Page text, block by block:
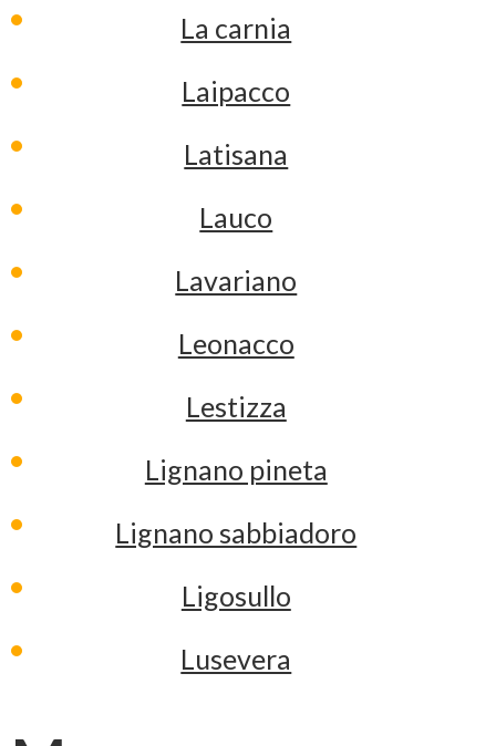
La carnia
Laipacco
Latisana
Lauco
Lavariano
Leonacco
Lestizza
Lignano pineta
Lignano sabbiadoro
Ligosullo
Lusevera